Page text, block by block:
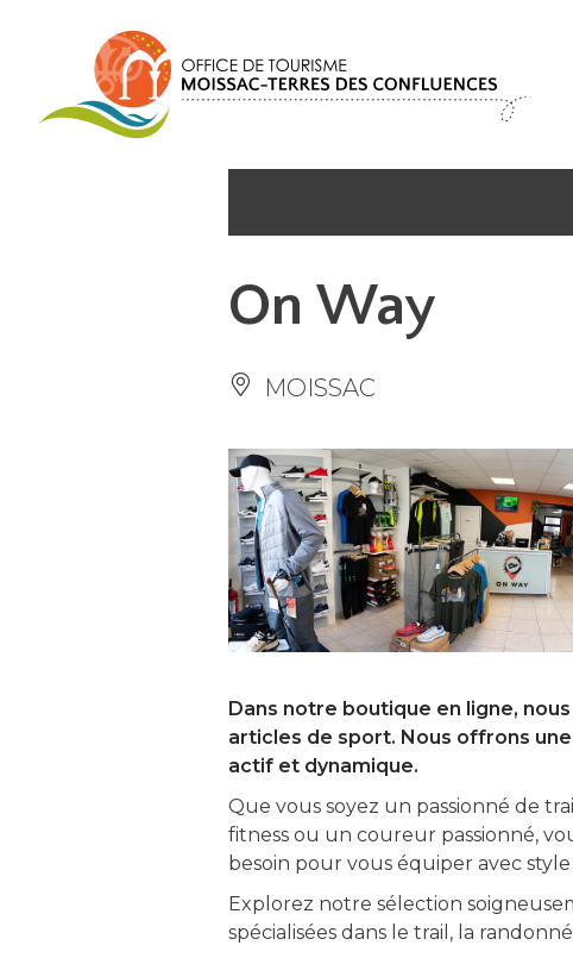
On Way
MOISSAC
Dans notre boutique en ligne,
articles de sport. Nous offrons
actif et dynamique.
Que vous soyez un passionné de
fitness ou un coureur passionné,
besoin pour vous équiper avec
Explorez notre sélection
spécialisées dans le trail, la